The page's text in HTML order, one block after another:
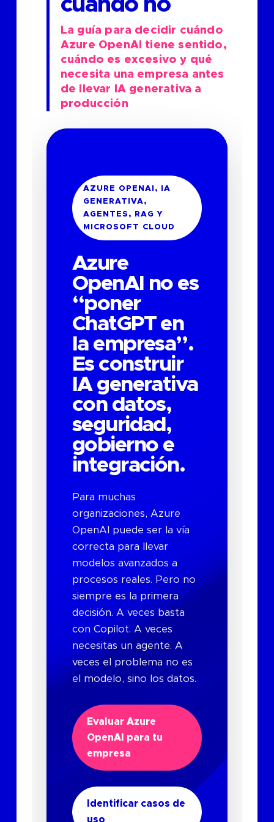
cuándo no
La guía para decidir cuándo
Azure OpenAI tiene sentido,
cuándo es excesivo y qué
necesita una empresa antes
de llevar IA generativa a
producción
AZURE OPENAI, IA
GENERATIVA,
AGENTES, RAG Y
MICROSOFT CLOUD
Azure
OpenAI no es
“poner
ChatGPT en
la empresa”.
Es construir
IA generativa
con datos,
seguridad,
gobierno e
integración.
Para muchas
organizaciones, Azure
OpenAI puede ser la vía
correcta para llevar
modelos avanzados a
procesos reales. Pero no
siempre es la primera
decisión. A veces basta
con Copilot. A veces
necesitas un agente. A
veces el problema no es
el modelo, sino los datos.
Evaluar Azure
OpenAI para tu
empresa
Identificar casos de
uso